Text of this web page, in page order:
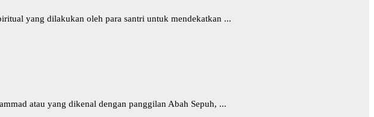
yang dilakukan oleh para santri untuk mendekatkan ...
atau yang dikenal dengan panggilan Abah Sepuh, ...